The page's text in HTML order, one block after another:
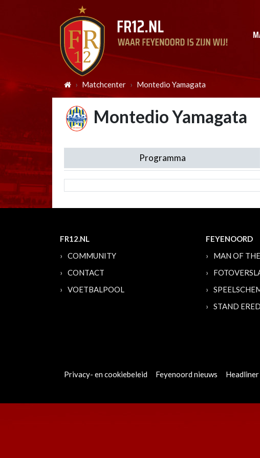
Matchcenter Montedio Yamagata
Montedio Yamagata
Programma
FR12.NL
COMMUNITY
CONTACT
VOETBALPOOL
FEYENOORD
MAN OF
STAND
Privacy- en cookiebeleid Feyenoord nieuws Headliner